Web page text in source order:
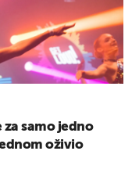
za samo jedno
oživio